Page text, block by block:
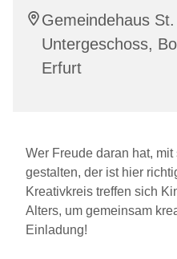
Gemeindehaus
Untergeschoss,
Erfurt
Wer Freude daran hat,
gestalten, der ist hier
Kreativkreis treffen sich
Alters, um gemeinsam
Einladung!